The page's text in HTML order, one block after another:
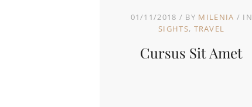
01/11/2018 BY MILENIA
IN
SIGHTS TRAVEL
Cursus Sit Amet